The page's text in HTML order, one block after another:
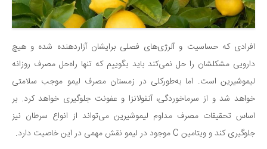
افرادی که حساسیت و آلرژی‌های فصلی برایشان آزاردهنده شده و هیچ
دارویی مشکلشان را حل نمی‌کند باید بگوییم که تنها راه‌حل مصرف روزانه
لیموشیرین است. اما به‌طورکلی در زمستان مصرف لیمو موجب سلامتی
خواهد شد و از سرماخوردگی، آنفولانزا و عفونت جلوگیری خواهد کرد. بر
اساس تحقیقات مصرف مداوم لیموشیرین می‌تواند از انواع سرطان نیز
جلوگیری کند و ویتامین C موجود در لیمو نقش مهمی در این خاصیت دارد.